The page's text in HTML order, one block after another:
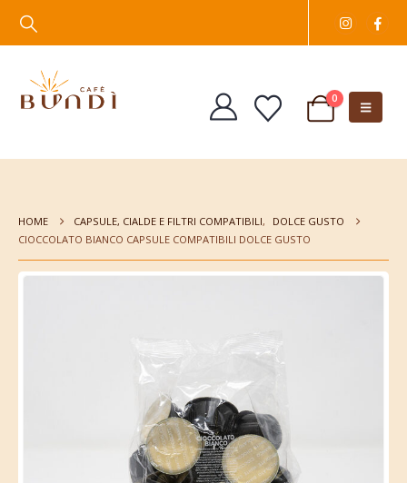
0
HOME CAPSULE, CIALDE E FILTRI COMPATIBILI,
DOLCE GUSTO
CIOCCOLATO BIANCO CAPSULE COMPATIBILI DOLCE GUSTO